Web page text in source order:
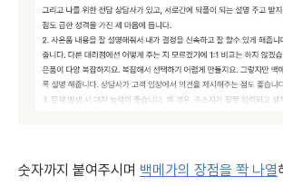
숫자까지 붙여주시며 백메가의 장점을 쫙 나열